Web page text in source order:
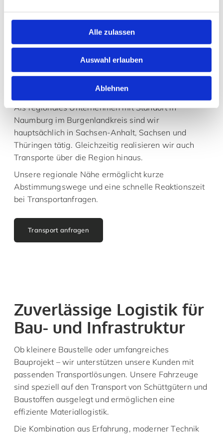
Alle zulassen
Auswahl erlauben
Ablehnen
Regional verwurzelt –
unterwegs in
Mitteldeutschland
Als regionales Unternehmen mit Standort in
Naumburg im Burgenlandkreis sind wir
hauptsächlich in Sachsen-Anhalt, Sachsen und
Thüringen tätig. Gleichzeitig realisieren wir auch
Transporte über die Region hinaus.
Unsere regionale Nähe ermöglicht kurze
Abstimmungswege und eine schnelle Reaktionszeit
bei Transportanfragen.
Transport anfragen
Zuverlässige Logistik für
Bau- und Infrastruktur
Ob kleinere Baustelle oder umfangreiches
Bauprojekt – wir unterstützen unsere Kunden mit
passenden Transportlösungen. Unsere Fahrzeuge
sind speziell auf den Transport von Schüttgütern und
Baustoffen ausgelegt und ermöglichen eine
effiziente Materiallogistik.
Die Kombination aus Erfahrung, moderner Technik